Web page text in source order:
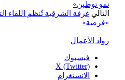
نمو توطين»
التالي غرفة الشرقية تُنظم اللقاء
«فرصة»
رواد الأعمال
فيسبوك
X (Twitter)
الانستغرام